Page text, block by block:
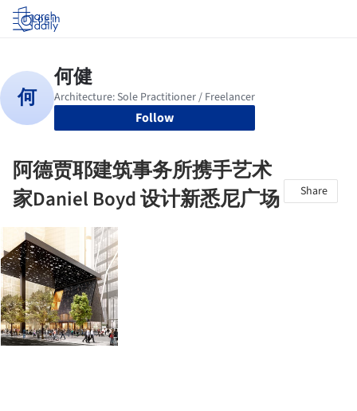
Log in
Follow
阿德贾耶建筑事务所携手艺术
家Daniel Boyd 设计新悉尼广场
Share